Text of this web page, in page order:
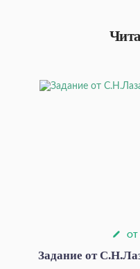
ОТ
Задание от